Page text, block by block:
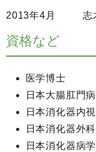
2013年4月 志
資格など
医学博士
日本大腸肛門
日本消化器内
日本消化器外
日本消化器病